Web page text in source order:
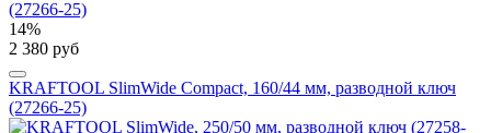
14%
2 380 руб
KRAFTOOL SlimWide Compact, 160/44 мм, разводной ключ
(27266-25)